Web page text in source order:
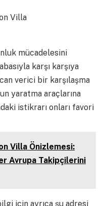
Villa
mücadelesini
karşı karşıya
verici bir karşılaşma
yaratma araçlarına
istikrarı onları favori
Villa Önizlemesi:
Avrupa Takipçilerini
için ayrıca şu adresi